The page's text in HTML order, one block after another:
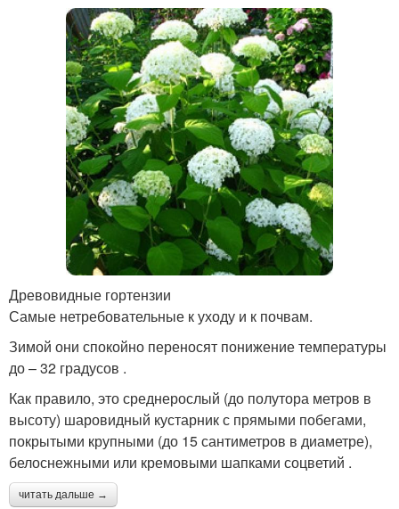
Древовидные гортензии
Самые нетребовательные к уходу и к почвам.
Зимой они спокойно переносят понижение температуры
до – 32 градусов .
Как правило, это среднерослый (до полутора метров в
высоту) шаровидный кустарник с прямыми побегами,
покрытыми крупными (до 15 сантиметров в диаметре),
белоснежными или кремовыми шапками соцветий .
читать дальше →